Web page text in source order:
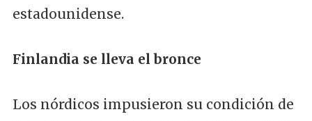
estadounidense.
Finlandia se lleva el bronce
Los nórdicos impusieron su condición de